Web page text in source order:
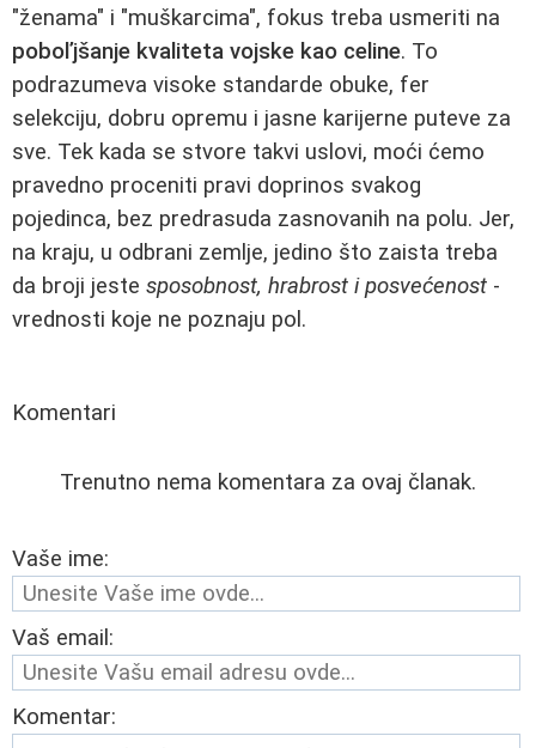
"ženama" i "muškarcima", fokus treba usmeriti na
poboľjšanje kvaliteta vojske kao celine. To
podrazumeva visoke standarde obuke, fer
selekciju, dobru opremu i jasne karijerne puteve za
sve. Tek kada se stvore takvi uslovi, moći ćemo
pravedno proceniti pravi doprinos svakog
pojedinca, bez predrasuda zasnovanih na polu. Jer,
na kraju, u odbrani zemlje, jedino što zaista treba
da broji jeste sposobnost, hrabrost i posvećenost -
vrednosti koje ne poznaju pol.
Komentari
Trenutno nema komentara za ovaj članak.
Vaše ime:
Vaš email:
Komentar: